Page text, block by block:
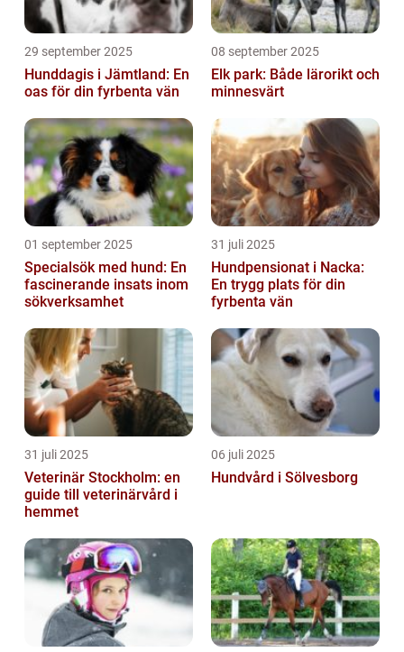
29 september 2025
Hunddagis i Jämtland: En
oas för din fyrbenta vän
08 september 2025
Elk park: Både lärorikt och
minnesvärt
01 september 2025
Specialsök med hund: En
fascinerande insats inom
sökverksamhet
31 juli 2025
Hundpensionat i Nacka:
En trygg plats för din
fyrbenta vän
31 juli 2025
Veterinär Stockholm: en
guide till veterinärvård i
hemmet
06 juli 2025
Hundvård i Sölvesborg